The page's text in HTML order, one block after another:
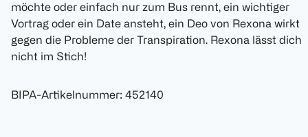
möchte oder einfach nur zum Bus rennt, ein wichtiger
Vortrag oder ein Date ansteht, ein Deo von Rexona wirkt
gegen die Probleme der Transpiration. Rexona lässt dich
nicht im Stich!
BIPA-Artikelnummer: 452140